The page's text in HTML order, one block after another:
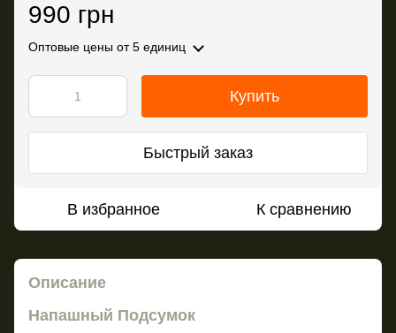
990 грн
Оптовые цены от 5 единиц
Купить
Быстрый заказ
В избранное К сравнению
Описание
Напашный Подсумок